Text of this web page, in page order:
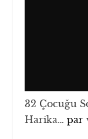
32 Çocuğu
Harika… par